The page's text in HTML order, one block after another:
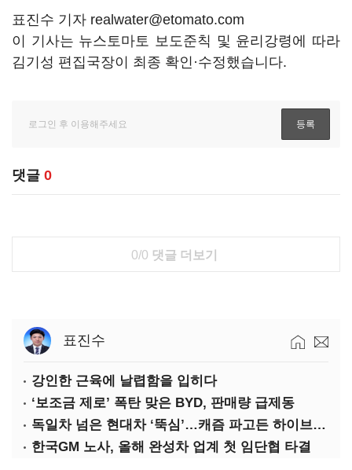
표진수 기자 realwater@etomato.com
이 기사는 뉴스토마토 보도준칙 및 윤리강령에 따라
김기성 편집국장이 최종 확인·수정했습니다.
댓글 0
0/0 댓글 더보기
표진수
강인한 근육에 날렵함을 입히다
‘보조금 제로’ 폭탄 맞은 BYD, 판매량 급제동
독일차 넘은 현대차 ‘뚝심’…캐즘 파고든 하이브리드 역전극
한국GM 노사, 올해 완성차 업계 첫 임단협 타결